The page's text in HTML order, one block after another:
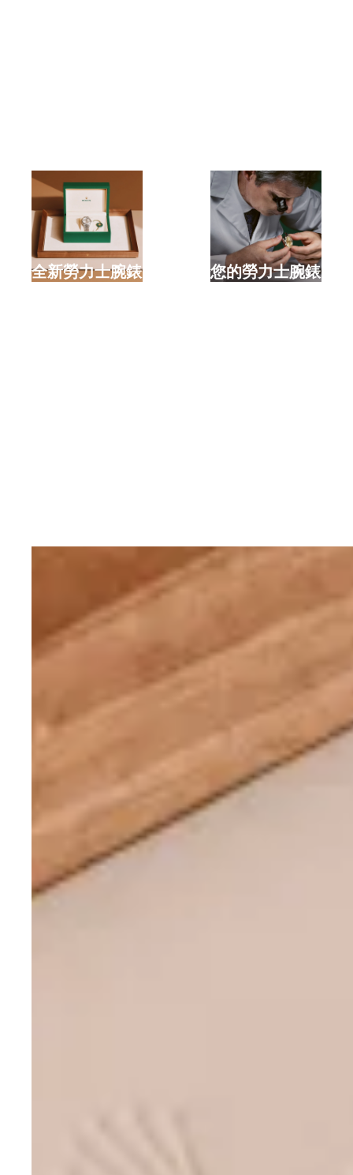
選購全新勞力士腕錶 檢修您的勞力士腕錶